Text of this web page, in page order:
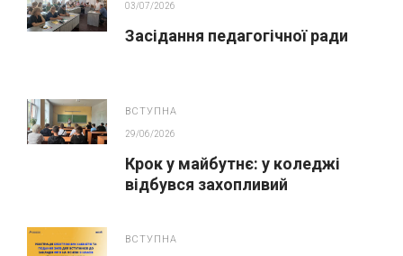
03/07/2026
Засідання педагогічної ради
ВСТУПНА
29/06/2026
Крок у майбутнє: у коледжі
відбувся захопливий
ВСТУПНА